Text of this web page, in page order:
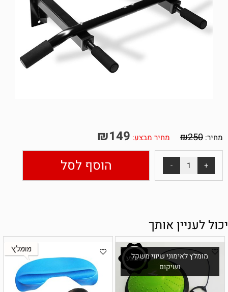
מחיר: ₪250 מחיר מבצע: ₪149
הוסף לסל
יכול לעניין אותך
מומלץ לאימוני שיווי משקל
ושיקום